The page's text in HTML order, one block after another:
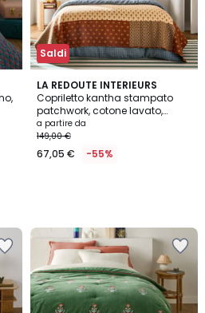
Saldi
LA REDOUTE INTERIEURS
Copriletto kantha stampato
patchwork, cotone lavato,
NIZAR
a partire da
149,00 €
67,05 € -55%